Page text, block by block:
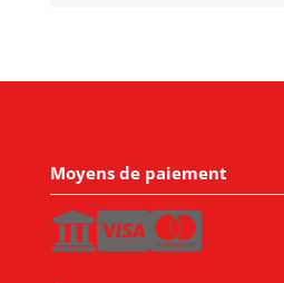
Moyens de paiement